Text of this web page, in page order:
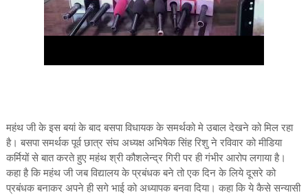
महंथ जी के इस बयां के बाद बसपा विधायक के समर्थको मे उबाल देखने को मिल रहा
है। बसपा समर्थक पूर्व छात्र संघ अध्यक्ष अभिषेक सिंह रिशु ने रविवार को मीडिया
कर्मियों से बात करते हुए महंथ श्री कौशलेन्द्र गिरी पर ही गंभीर आरोप लगाया है।
कहा है कि महंथ जी जब विद्यालय के प्रबंधक बने तो एक दिन के लिये दूसरे को
प्रबंधक बनाकर अपने ही सगे भाई को अध्यापक बनवा दिया। कहा कि ये कैसे सन्यासी